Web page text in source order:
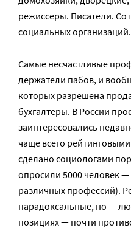
режиссеры. Писатели.
социальных организаций.
Самые несчастливые
держатели пабов, и
которых разрешена
бухгалтеры. В России
заинтересовались
чаще всего
сделано социологами
опросили 5000 человек —
различных профессий).
парадоксальные, но —
позициях — почти